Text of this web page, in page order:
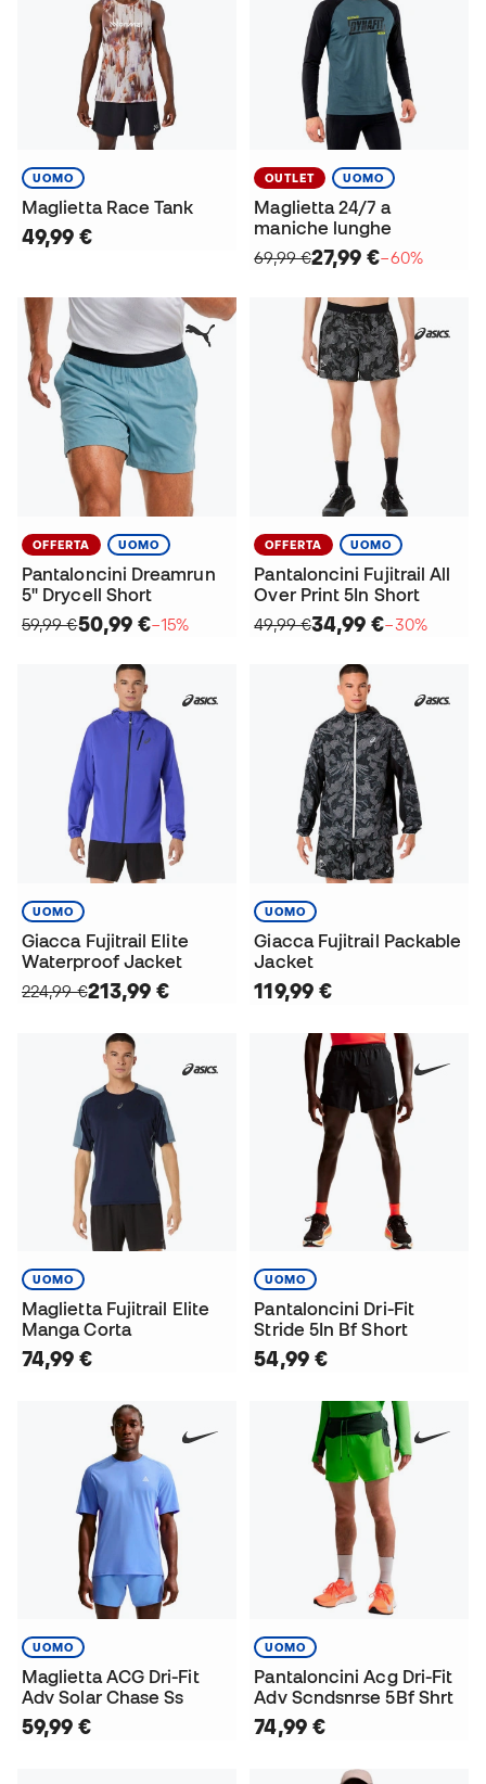
UOMO
Maglietta Race Tank
49,99 €
OUTLET UOMO
Maglietta 24/7 a
maniche lunghe
69,99 €27,99 €−60%
OFFERTA UOMO
Pantaloncini Dreamrun
5" Drycell Short
59,99 €50,99 €−15%
OFFERTA UOMO
Pantaloncini Fujitrail All
Over Print 5In Short
49,99 €34,99 €−30%
UOMO
Giacca Fujitrail Elite
Waterproof Jacket
224,99 €213,99 €
UOMO
Giacca Fujitrail Packable
Jacket
119,99 €
UOMO
Maglietta Fujitrail Elite
Manga Corta
74,99 €
UOMO
Pantaloncini Dri-Fit
Stride 5In Bf Short
54,99 €
UOMO
Maglietta ACG Dri-Fit
Adv Solar Chase Ss
59,99 €
UOMO
Pantaloncini Acg Dri-Fit
Adv Scndsnrse 5Bf Shrt
74,99 €